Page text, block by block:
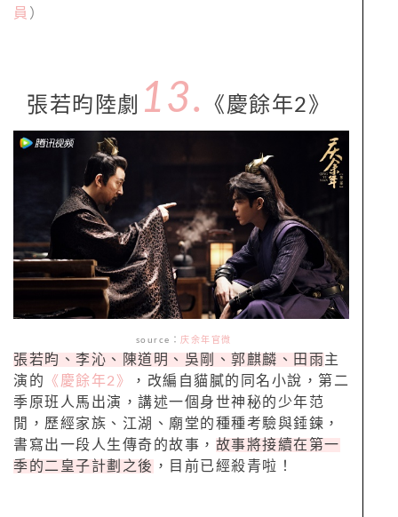
員 ）
張若昀陸劇 13. 《慶餘年2》
source ：庆余年官微
張若昀、李沁、陳道明、吳剛、郭麒麟、田雨主
演的
《慶餘年2》
，改編自貓膩的同名小說，第二
季原班人馬出演，講述一個身世神秘的少年范
閒，歷經家族、江湖、廟堂的種種考驗與錘鍊，
書寫出一段人生傳奇的故事， 故事將接續在第一
季的二皇子計劃之後 ，目前已經殺青啦！